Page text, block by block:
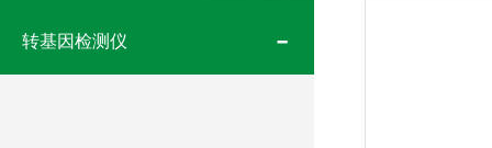
转基因检测仪